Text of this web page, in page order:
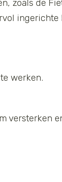
zoals de
ingerichte
werken.
versterken